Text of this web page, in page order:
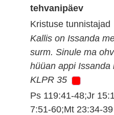
tehvanipäev
Kristuse tunnistajad
Kallis on Issanda
surm. Sinule ma
hüüan appi Issanda
KLPR 35
Ps 119:41-48;Jr
7:51-60;Mt 23:34-39